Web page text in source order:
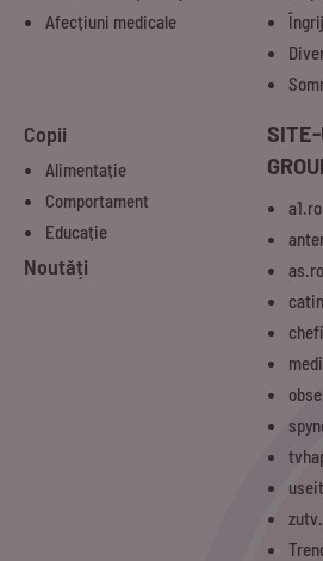
Afecțiuni medicale
Copii
Alimentație
Comportament
Educație
Noutăți
a1.ro
as.ro